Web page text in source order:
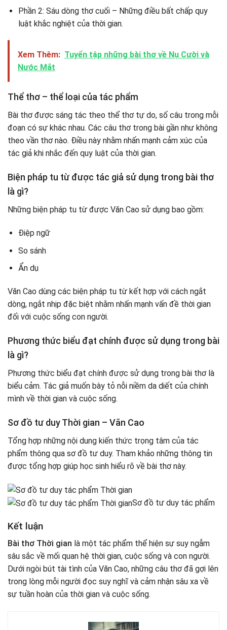
Phần 2: Sáu dòng thơ cuối – Những điều bất chấp quy
luật khắc nghiệt của thời gian.
Xem Thêm: Tuyển tập những bài thơ về Nụ Cười và
Nước Mắt
Thể thơ – thể loại của tác phẩm
Bài thơ được sáng tác theo thể thơ tự do, số câu trong mỗi
đoạn có sự khác nhau. Các câu thơ trong bài gần như không
theo vần thơ nào. Điều này nhằm nhấn mạnh cảm xúc của
tác giả khi nhắc đến quy luật của thời gian.
Biện pháp tu từ được tác giả sử dụng trong bài thơ
là gì?
Những biện pháp tu từ được Văn Cao sử dụng bao gồm:
Điệp ngữ
So sánh
Ẩn dụ
Văn Cao dùng các biện pháp tu từ kết hợp với cách ngắt
dòng, ngắt nhịp đặc biệt nhằm nhấn mạnh vấn đề thời gian
đối với cuộc sống con người.
Phương thức biểu đạt chính được sử dụng trong bài
là gì?
Phương thức biểu đạt chính được sử dụng trong bài thơ là
biểu cảm. Tác giả muốn bày tỏ nỗi niềm da diết của chính
mình về thời gian và cuộc sống.
Sơ đồ tư duy Thời gian – Văn Cao
Tổng hợp những nội dung kiến thức trọng tâm của tác
phẩm thông qua sơ đồ tư duy. Tham khảo những thông tin
được tổng hợp giúp học sinh hiểu rõ về bài thơ này.
Sơ đồ tư duy tác phẩm
Kết luận
Bài thơ Thời gian là một tác phẩm thể hiện sự suy ngẫm
sâu sắc về mối quan hệ thời gian, cuộc sống và con người.
Dưới ngòi bút tài tình của Văn Cao, những câu thơ đã gợi lên
trong lòng mỗi người đọc suy nghĩ và cảm nhận sâu xa về
sự tuần hoàn của thời gian và cuộc sống.